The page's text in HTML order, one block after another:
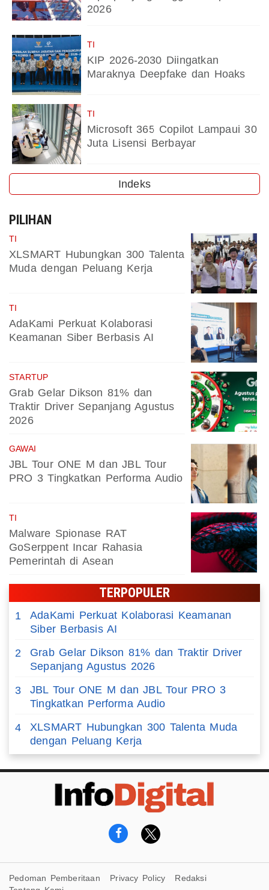
2026
TI
KIP 2026-2030 Diingatkan
Maraknya Deepfake dan Hoaks
TI
Microsoft 365 Copilot Lampaui 30
Juta Lisensi Berbayar
Indeks
PILIHAN
TI
XLSMART Hubungkan 300 Talenta
Muda dengan Peluang Kerja
TI
AdaKami Perkuat Kolaborasi
Keamanan Siber Berbasis AI
STARTUP
Grab Gelar Dikson 81% dan
Traktir Driver Sepanjang Agustus
2026
GAWAI
JBL Tour ONE M dan JBL Tour
PRO 3 Tingkatkan Performa Audio
TI
Malware Spionase RAT
GoSerppent Incar Rahasia
Pemerintah di Asean
TERPOPULER
1
AdaKami Perkuat Kolaborasi Keamanan
Siber Berbasis AI
2
Grab Gelar Dikson 81% dan Traktir Driver
Sepanjang Agustus 2026
3
JBL Tour ONE M dan JBL Tour PRO 3
Tingkatkan Performa Audio
4
XLSMART Hubungkan 300 Talenta Muda
dengan Peluang Kerja
Pedoman Pemberitaan Privacy Policy
Redaksi